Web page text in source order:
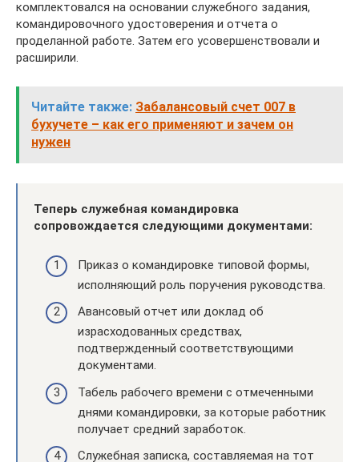
комплектовался на основании служебного задания,
командировочного удостоверения и отчета о
проделанной работе. Затем его усовершенствовали и
расширили.
Читайте также: Забалансовый счет 007 в
бухучете – как его применяют и зачем он
нужен
Теперь служебная командировка
сопровождается следующими документами:
Приказ о командировке типовой формы,
исполняющий роль поручения руководства.
Авансовый отчет или доклад об
израсходованных средствах,
подтвержденный соответствующими
документами.
Табель рабочего времени с отмеченными
днями командировки, за которые работник
получает средний заработок.
Служебная записка, составляемая на тот